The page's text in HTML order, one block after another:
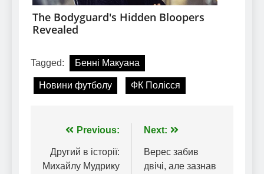
Tagged: Бенні Макуана
Новини футболу ФК Полісся
Навігація
записів
Previous:
Другий в історії:
Михайлу Мудрику
Next:
Верес забив
двічі, але зазнав